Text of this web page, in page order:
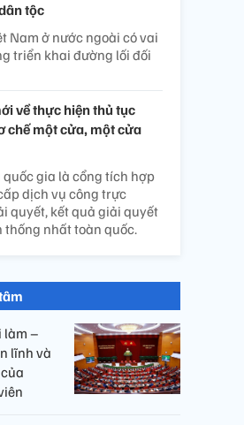
tộc
Nam ở nước ngoài có vai
triển khai đường lối đối
về thực hiện thủ tục
chế một cửa, một cửa
quốc gia là cổng tích hợp
dịch vụ công trực
quyết, kết quả giải quyết
nhất toàn quốc.
làm –
lĩnh và